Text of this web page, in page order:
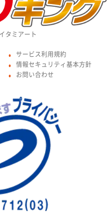
タミアート
● サービス利用規約
● 情報セキュリティ基本方針
● お問い合わせ